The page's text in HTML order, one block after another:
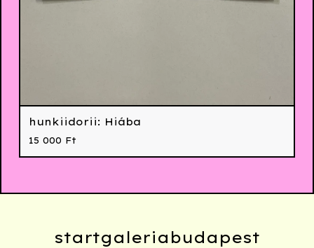
hunkiidorii: Hiába
15 000 Ft
startgaleriabudapest